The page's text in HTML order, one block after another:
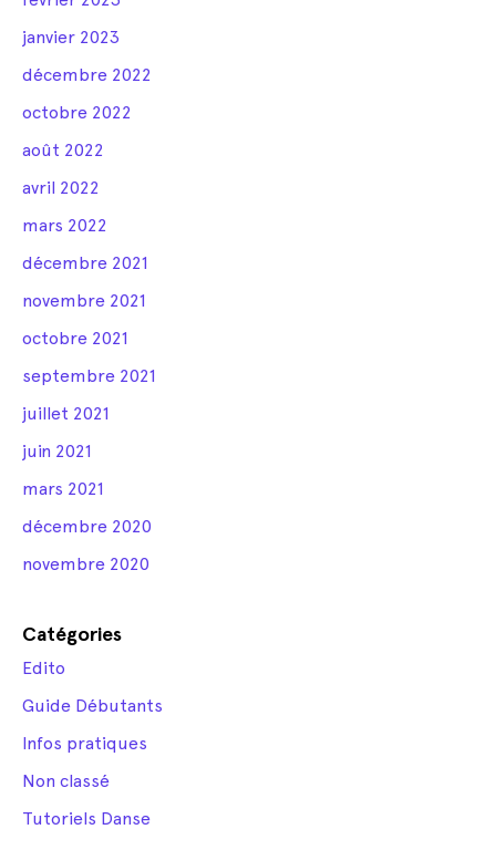
janvier 2023
décembre 2022
octobre 2022
août 2022
avril 2022
mars 2022
décembre 2021
novembre 2021
octobre 2021
septembre 2021
juillet 2021
juin 2021
mars 2021
décembre 2020
novembre 2020
Catégories
Edito
Guide Débutants
Infos pratiques
Non classé
Tutoriels Danse